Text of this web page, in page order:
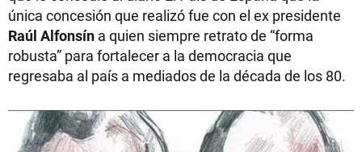
única concesión que realizó fue con el ex presidente
Raúl Alfonsín a quien siempre retrato de “forma
robusta” para fortalecer a la democracia que
regresaba al país a mediados de la década de los 80.